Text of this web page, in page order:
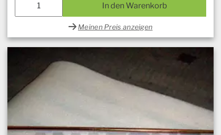
In den Warenkorb
Meinen Preis anzeigen